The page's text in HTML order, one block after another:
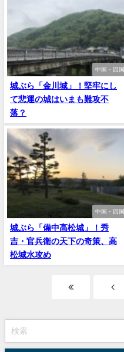
中国・四国
城ぶら「金川城」！堅牢にし
て悲運の城はいまも難攻不
落？
中国・四国
城ぶら「備中高松城」！秀
吉・官兵衛の天下の奇策、高
松城水攻め